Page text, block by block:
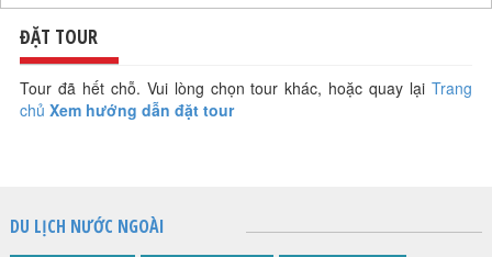
TOUR KHỞI HÀNH TỪ HÀ NỘI
TOUR KHỞI HÀNH TỪ ĐÀ NẴNG
TOUR KHỞI HÀNH TỪ CẦN THƠ
TOUR ĐOÀN - M.I.C.E
GIỚI THIỆU
ĐẶT TOUR
Tour đã hết chỗ. Vui lòng chọn tour khác, hoặc quay lạiTrang
chủ Xem hướng dẫn đặt tour
DU LỊCH NƯỚC NGOÀI